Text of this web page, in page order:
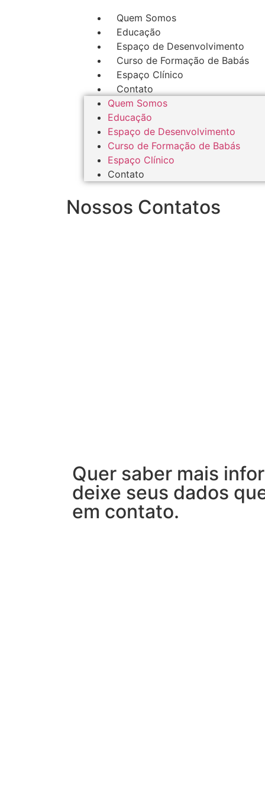
Quem Somos
Educação
Espaço de Desenvolvimento
Curso de Formação de Babás
Espaço Clínico
Contato
Quem Somos
Educação
Espaço de Desenvolvimento
Curso de Formação de Babás
Espaço Clínico
Contato
Nossos Contatos
Quer saber mais
deixe seus dados
em contato.